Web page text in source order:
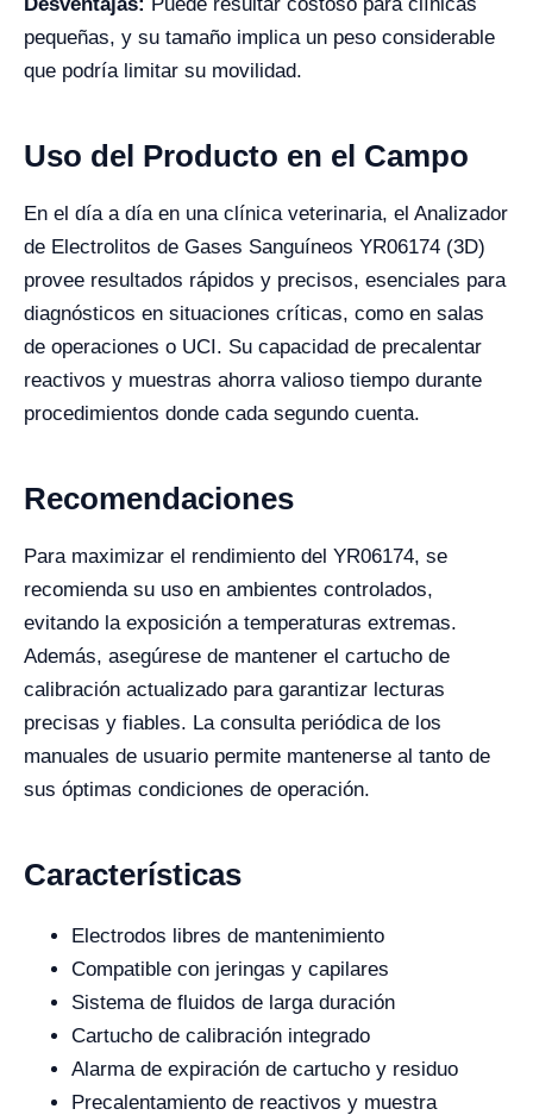
pequeñas, y su tamaño implica un peso considerable
que podría limitar su movilidad.
Uso del Producto en el Campo
En el día a día en una clínica veterinaria, el Analizador
de Electrolitos de Gases Sanguíneos YR06174 (3D)
provee resultados rápidos y precisos, esenciales para
diagnósticos en situaciones críticas, como en salas
de operaciones o UCI. Su capacidad de precalentar
reactivos y muestras ahorra valioso tiempo durante
procedimientos donde cada segundo cuenta.
Recomendaciones
Para maximizar el rendimiento del YR06174, se
recomienda su uso en ambientes controlados,
evitando la exposición a temperaturas extremas.
Además, asegúrese de mantener el cartucho de
calibración actualizado para garantizar lecturas
precisas y fiables. La consulta periódica de los
manuales de usuario permite mantenerse al tanto de
sus óptimas condiciones de operación.
Características
Electrodos libres de mantenimiento
Compatible con jeringas y capilares
Sistema de fluidos de larga duración
Cartucho de calibración integrado
Alarma de expiración de cartucho y residuo
Precalentamiento de reactivos y muestra